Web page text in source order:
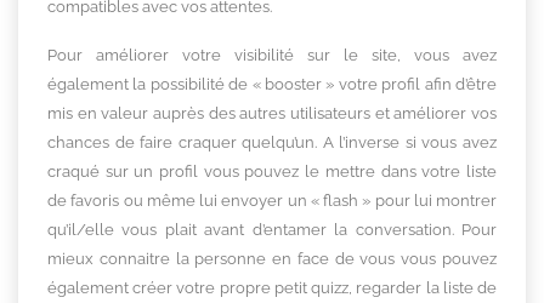
compatibles avec vos attentes.
Pour améliorer votre visibilité sur le site, vous avez
également la possibilité de « booster » votre profil afin d’être
mis en valeur auprès des autres utilisateurs et améliorer vos
chances de faire craquer quelqu’un. A l’inverse si vous avez
craqué sur un profil vous pouvez le mettre dans votre liste
de favoris ou même lui envoyer un « flash » pour lui montrer
qu’il/elle vous plait avant d’entamer la conversation. Pour
mieux connaitre la personne en face de vous vous pouvez
également créer votre propre petit quizz, regarder la liste de